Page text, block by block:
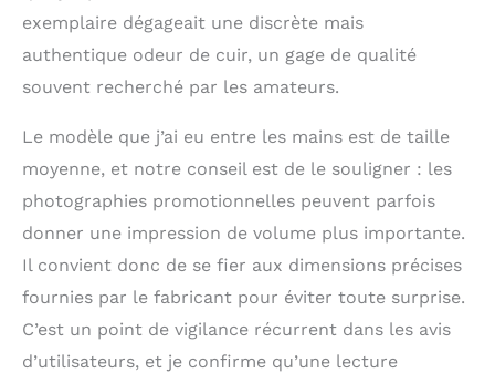
CONVERTIBLE: Ce sac à
dos est livré avec une
bandoulière amovible,
vous pouvez le porter
main. Occasion: Design
Convient pour le travail,
le shopping, les
d'autres occasions. Ce
pack est réservé aux
adultes.
exemplaire dégageait une discrète mais
authentique odeur de cuir, un gage de qualité
souvent recherché par les amateurs.
Le modèle que j’ai eu entre les mains est de taille
moyenne, et notre conseil est de le souligner : les
photographies promotionnelles peuvent parfois
donner une impression de volume plus importante.
Il convient donc de se fier aux dimensions précises
fournies par le fabricant pour éviter toute surprise.
C’est un point de vigilance récurrent dans les avis
d’utilisateurs, et je confirme qu’une lecture